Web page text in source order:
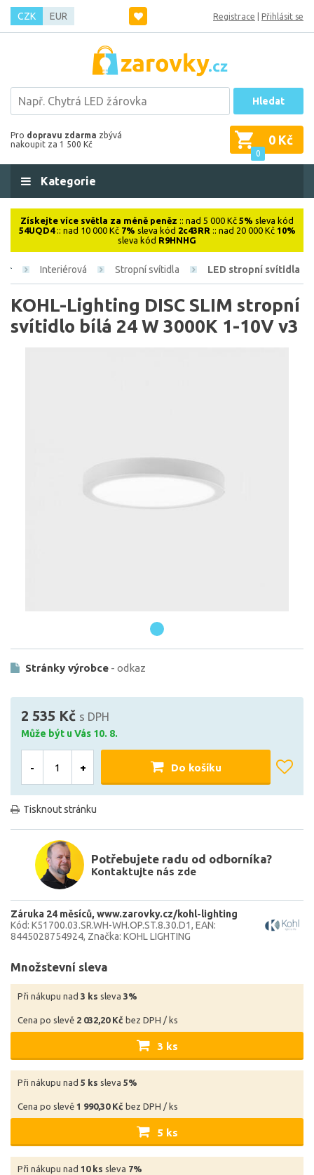
CZK EUR Registrace Přihlásit se
Hledat
Pro dopravu zdarma zbývá
nakoupit za 1 500 Kč
0
0 Kč
Kategorie
Získejte více světla za méně peněz :: nad 5 000 Kč 5% sleva kód
54UQD4:: nad 10 000 Kč 7% sleva kód 2c43RR :: nad 20 000 Kč 10%
sleva kód R9HNHG
Interiérová Stropní svítidla LED stropní svítidla
KOHL-Lighting DISC SLIM stropní
svítidlo bílá 24 W 3000K 1-10V v3
Stránky výrobce - odkaz
2 535 Kč s DPH
Může být u Vás 10. 8.
- + Do košíku
Tisknout stránku
Potřebujete radu od odborníka?
Kontaktujte nás zde
Záruka 24 měsíců www.zarovky.cz/kohl-lighting
Kód: K51700.03.SR.WH-WH.OP.ST.8.30.D1 EAN:
8445028754924 Značka: KOHL LIGHTING
Množstevní sleva
Při nákupu nad 3 ks sleva 3%
Cena po slevě 2 032,20 Kč bez DPH / ks
3 ks
Při nákupu nad 5 ks sleva 5%
Cena po slevě 1 990,30 Kč bez DPH / ks
5 ks
Při nákupu nad 10 ks sleva 7%